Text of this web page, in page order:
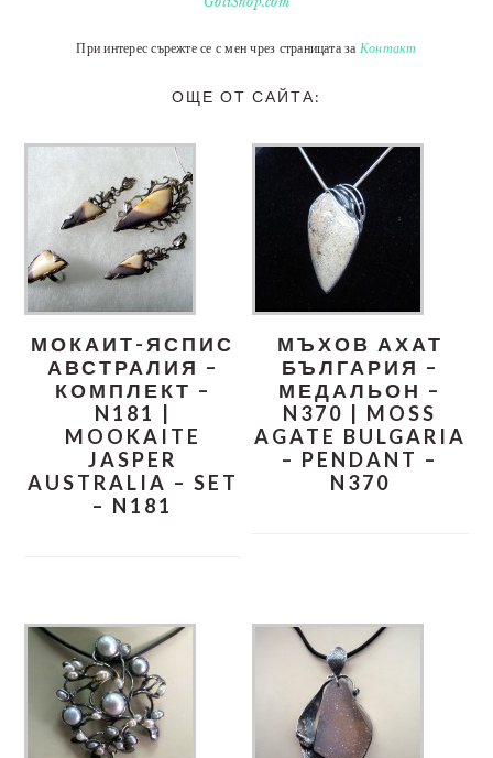
При интерес сърежте се с мен чрез страницата за Контакт
ОЩЕ ОТ САЙТА:
МОКАИТ-ЯСПИС
АВСТРАЛИЯ –
КОМПЛЕКТ –
N181 |
MOOKAITE
JASPER
AUSTRALIA – SET
– N181
МЪХОВ АХАТ
БЪЛГАРИЯ –
МЕДАЛЬОН –
N370 | MOSS
AGATE BULGARIA
– PENDANT –
N370